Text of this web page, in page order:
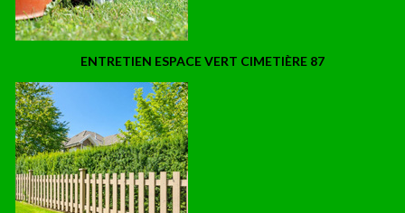
ENTRETIEN ESPACE VERT CIMETIÈRE 87